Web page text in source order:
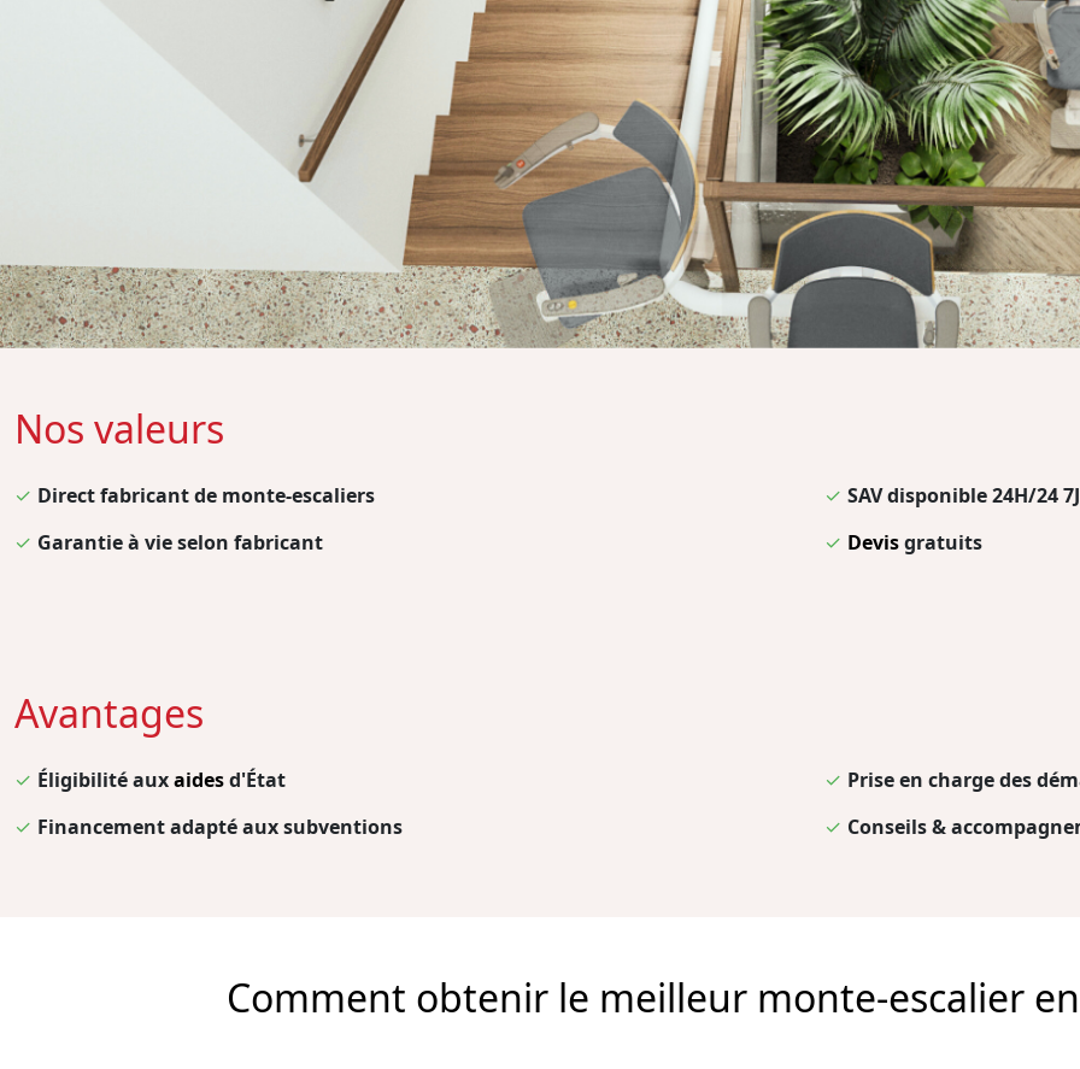
Nos valeurs
✓ Direct fabricant de monte-escaliers
✓ Garantie à vie selon fabricant
✓ SAV disponible 24H/24
✓ Devisgratuits
Avantages
✓ Éligibilité auxaidesd'État
✓ Financement adapté aux subventions
✓ Prise en charge des
✓ Conseils &
Comment obtenir le meilleur monte-escalier